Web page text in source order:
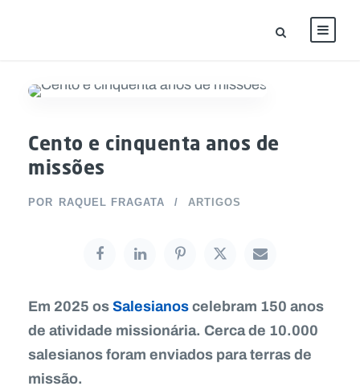
Cento e cinquenta anos de
missões
POR RAQUEL FRAGATA ARTIGOS
Em 2025 osSalesianoscelebram 150 anos
de atividade missionária. Cerca de 10.000
salesianos foram enviados para terras de
missão.